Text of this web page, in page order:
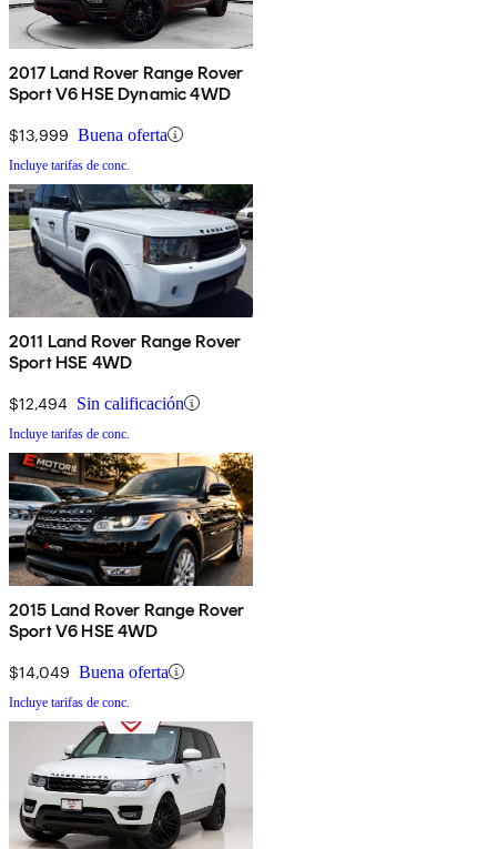
2017 Land Rover Range Rover
Sport V6 HSE Dynamic 4WD
$13,999 Buena oferta
Incluye tarifas de conc.
2011 Land Rover Range Rover
Sport HSE 4WD
$12,494 Sin calificación
Incluye tarifas de conc.
2015 Land Rover Range Rover
Sport V6 HSE 4WD
$14,049 Buena oferta
Incluye tarifas de conc.